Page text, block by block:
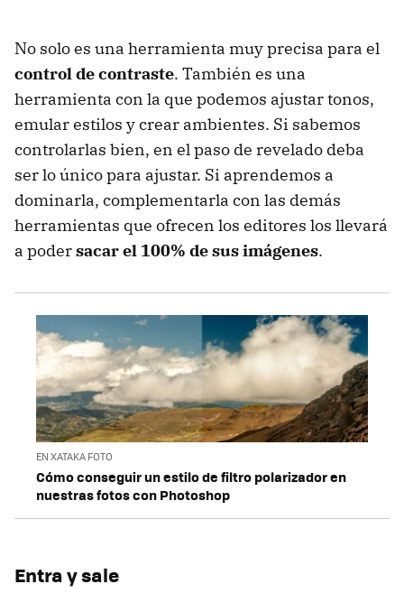
No solo es una herramienta muy precisa para el
control de contraste. También es una
herramienta con la que podemos ajustar tonos,
emular estilos y crear ambientes. Si sabemos
controlarlas bien, en el paso de revelado deba
ser lo único para ajustar. Si aprendemos a
dominarla, complementarla con las demás
herramientas que ofrecen los editores los llevará
a podersacar el 100% de sus imágenes.
EN XATAKA FOTO
Cómo conseguir un estilo de filtro polarizador en
nuestras fotos con Photoshop
Entra y sale